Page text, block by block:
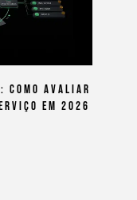
Como Avaliar
Em 2026